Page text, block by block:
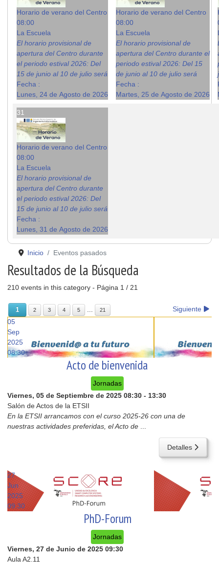
Horario de verano del Centro
08:00
La Escuela
El horario provisional de
apertura del Centro durante
el periodo estival 2026: Del
15 de junio al 10 de julio será
Fecha :
Lunes, 24 de Agosto de 2026
Horario de verano del Centro
08:00
La Escuela
El horario provisional de
apertura del Centro durante el
periodo estival 2026: Del 15
de junio al 10 de julio será
Fecha :
Martes, 25 de Agosto de 2026
31
Horario de verano del Centro
08:00
La Escuela
El horario provisional de
apertura del Centro durante
el periodo estival 2026: Del
15 de junio al 10 de julio será
Fecha :
Lunes, 31 de Agosto de 2026
Inicio Eventos pasados
Resultados de la Búsqueda
210 events in this category - Página 1 / 21
1 2 3 4 5 21
Siguiente
05
Sep
2025
08:30
Acto de bienvenida
Jornadas
Viernes, 05 de Septiembre de 2025 08:30 - 13:30
Salón de Actos de la ETSII
En la ETSII arrancamos con el curso 2025-26 con una de
nuestras actividades preferidas, el Acto de
Detalles
27
Jun
2025
09:30
PhD-Forum
Jornadas
Viernes, 27 de Junio de 2025 09:30
Aula A2.11